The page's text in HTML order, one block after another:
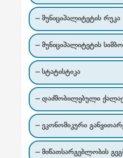
– მუნიციპალიტეტის რუკა
– მუნიციპალიტეტის
– სტატისტიკა
– დაძმობილებული
– ეკონომიკური
– მიწათსარგებლობის